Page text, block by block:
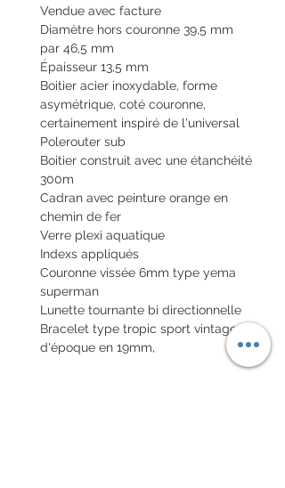
Vendue avec facture
Diamètre hors couronne 39,5 mm
par 46,5 mm
Épaisseur 13,5 mm
Boitier acier inoxydable, forme
asymétrique, coté couronne,
certainement inspiré de l'universal
Polerouter sub
Boitier construit avec une étanchéité
300m
Cadran avec peinture orange en
chemin de fer
Verre plexi aquatique
Indexs appliqués
Couronne vissée 6mm type yema
superman
Lunette tournante bi directionnelle
Bracelet type tropic sport vintage
d'époque en 19mm,